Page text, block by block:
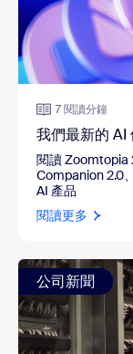
7 閱讀分鐘
我們最新的 AI
閱讀 Zoomtopia
Companion 2.0
AI 產品
閱讀更多
公司新聞